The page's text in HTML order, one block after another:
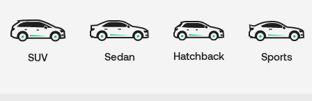
SUV Sedan Hatchback Sports